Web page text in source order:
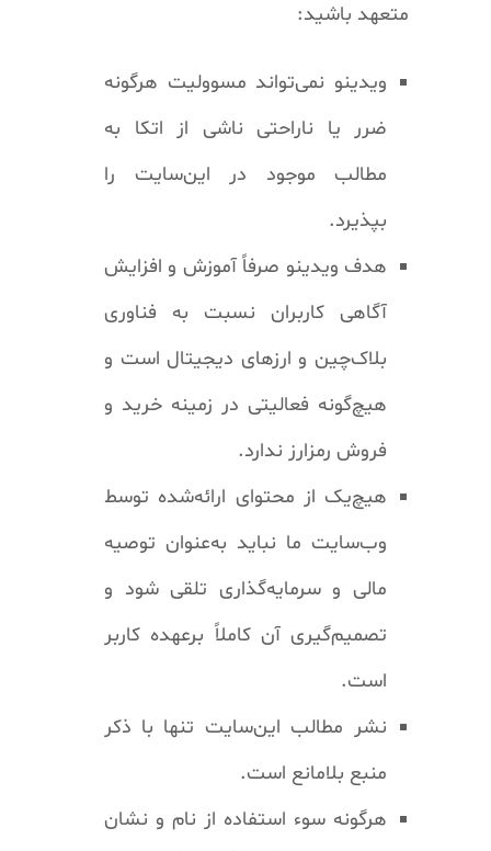
متعهد باشید:
ویدینو نمی‌تواند مسوولیت هرگونه
ضرر یا ناراحتی ناشی‌ از اتکا به
مطالب موجود در این‌سایت را
بپذیرد.
هدف ویدینو صرفاً آموزش و افزایش
آگاهی کاربران نسبت به فناوری
بلاک‌چین و ارزهای دیجیتال است و
هیچ‌گونه فعالیتی در زمینه خرید و
فروش رمزارز ندارد.
هیچ‌یک از محتوای ارائه‌شده توسط
وب‌سایت ما نباید به‌عنوان توصیه
مالی و سرمایه‌گذاری تلقی شود و
تصمیم‌گیری آن کاملاً برعهده کاربر
است.
نشر مطالب این‌سایت تنها با ذکر
منبع بلامانع است.
هرگونه سوء استفاده از نام و نشان